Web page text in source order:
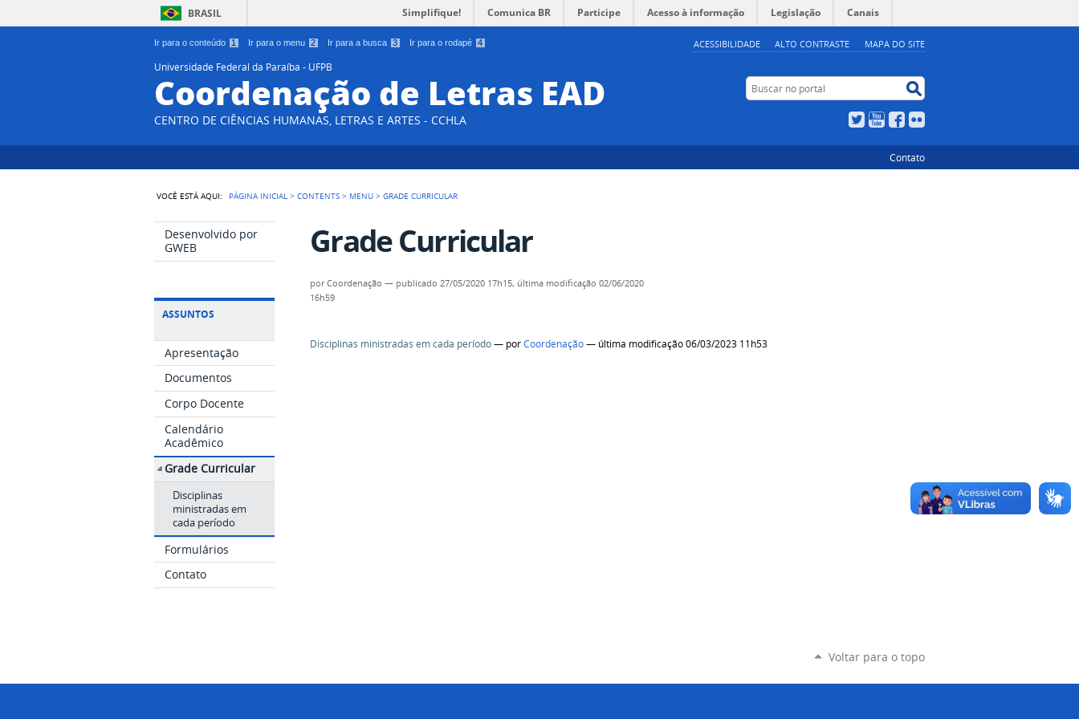
Ir para o conteúdo 1 Ir para o menu 2 Ir para a busca 3 Ir para o rodapé 4 ACESSIBILIDADE ALTO CONTRASTE MAPA DO SITE
BRASIL Simplifique! Comunica BR Participe Acesso à informação Legislação Canais
Universidade Federal da Paraíba - UFPB
Coordenação de Letras EAD
CENTRO DE CIÊNCIAS HUMANAS, LETRAS E ARTES - CCHLA
Buscar no portal
TwitterYouTubeFacebook
Contato
VOCÊ ESTÁ AQUI: PÁGINA INICIAL >CONTENTS > MENU >GRADE CURRICULAR
Desenvolvido por
GWEB
ASSUNTOS
Apresentação
Documentos
Corpo Docente
Calendário
Acadêmico
Grade Curricular
Disciplinas
ministradas em
cada período
Formulários
Contato
Grade Curricular
porCoordenação — publicado 27/05/2020 17h15, última modificação 02/06/2020
16h59
Disciplinas ministradas em cada período— porCoordenação— última modificação 06/03/2023 11h53
Voltar para o topo